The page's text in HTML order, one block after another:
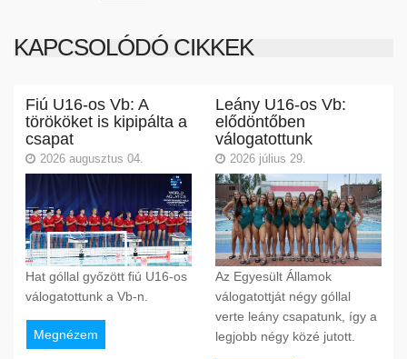
KAPCSOLÓDÓ CIKKEK
Fiú U16-os Vb: A
törököket is kipipálta a
csapat
2026 augusztus 04.
Hat góllal győzött fiú U16-os
válogatottunk a Vb-n.
Megnézem
Leány U16-os Vb:
elődöntőben
válogatottunk
2026 július 29.
Az Egyesült Államok
válogatottját négy góllal
verte leány csapatunk, így a
legjobb négy közé jutott.